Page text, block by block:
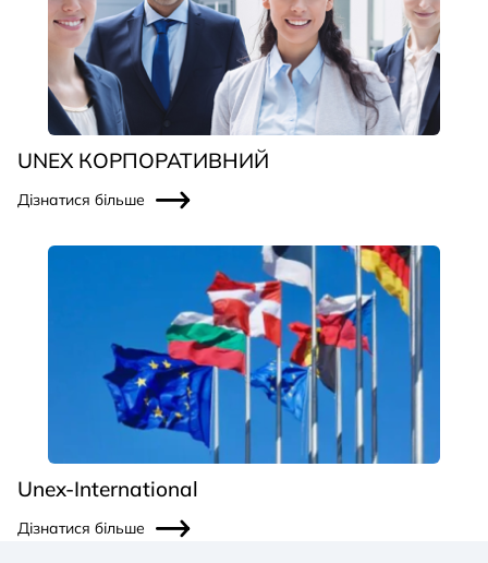
UNEX КОРПОРАТИВНИЙ
Дізнатися більше
Unex-International
Дізнатися більше